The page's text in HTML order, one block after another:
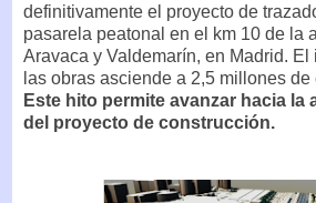
definitivamente el proyecto de
pasarela peatonal en el km 10 de la
Aravaca y Valdemarín, en Madrid. El
las obras asciende a 2,5 millones
Este hito permite avanzar hacia la
del proyecto de construcción.